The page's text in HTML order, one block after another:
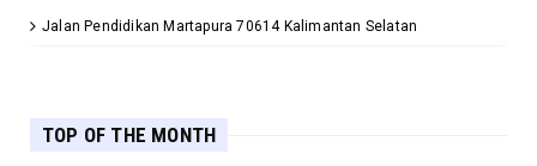
Jalan Pendidikan Martapura 70614 Kalimantan Selatan
TOP OF THE MONTH